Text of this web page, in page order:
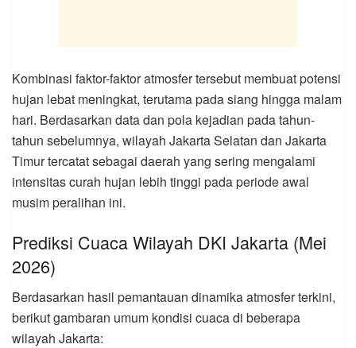
Kombinasi faktor-faktor atmosfer tersebut membuat potensi
hujan lebat meningkat, terutama pada siang hingga malam
hari. Berdasarkan data dan pola kejadian pada tahun-
tahun sebelumnya, wilayah Jakarta Selatan dan Jakarta
Timur tercatat sebagai daerah yang sering mengalami
intensitas curah hujan lebih tinggi pada periode awal
musim peralihan ini.
Prediksi Cuaca Wilayah DKI Jakarta (Mei
2026)
Berdasarkan hasil pemantauan dinamika atmosfer terkini,
berikut gambaran umum kondisi cuaca di beberapa
wilayah Jakarta: